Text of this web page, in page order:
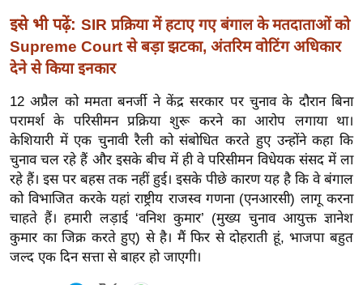
हि
त्य
ज
त
ऑ
टो
व
र्ल्ड
न्यू
ज
ब्री
इसे भी पढ़ें: SIR प्रक्रिया में हटाए गए बंगाल के मतदाताओं को
Supreme Court से बड़ा झटका, अंतरिम वोटिंग अधिकार
देने से किया इनकार
12 अप्रैल को ममता बनर्जी ने केंद्र सरकार पर चुनाव के दौरान बिना
परामर्श के परिसीमन प्रक्रिया शुरू करने का आरोप लगाया था।
केशियारी में एक चुनावी रैली को संबोधित करते हुए उन्होंने कहा कि
चुनाव चल रहे हैं और इसके बीच में ही वे परिसीमन विधेयक संसद में ला
रहे हैं। इस पर बहस तक नहीं हुई। इसके पीछे कारण यह है कि वे बंगाल
को विभाजित करके यहां राष्ट्रीय राजस्व गणना (एनआरसी) लागू करना
चाहते हैं। हमारी लड़ाई ‘वनिश कुमार’ (मुख्य चुनाव आयुक्त ज्ञानेश
कुमार का जिक्र करते हुए) से है। मैं फिर से दोहराती हूं, भाजपा बहुत
जल्द एक दिन सत्ता से बाहर हो जाएगी।